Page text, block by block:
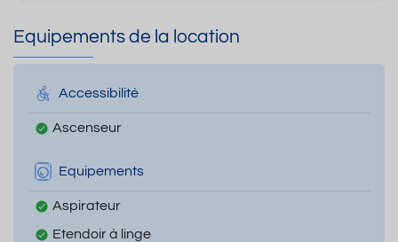
Equipements de la location
Accessibilité
Ascenseur
Equipements
Aspirateur
Etendoir à linge